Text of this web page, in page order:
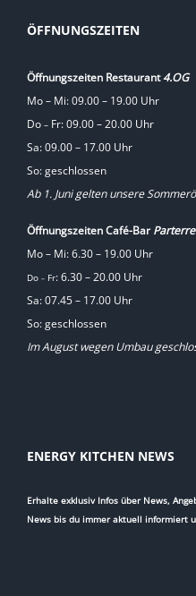
ÖFFNUNGSZEITEN
Öffnungszeiten Restaurant4.OG
Mo – Mi: 09.00 – 19.00 Uhr
Do – Fr: 09.00 – 20.00 Uhr
Sa: 09.00 – 17.00 Uhr
So: geschlossen
Ab 1. Juni gelten unsere
Öffnungszeiten Café-BarParterre
Mo – Mi: 6.30 – 19.00 Uhr
Do – Fr: 6.30 – 20.00 Uhr
Sa: 07.45 – 17.00 Uhr
So: geschlossen
Im August wegen Umbau
ENERGY KITCHEN NEWS
Erhalte exklusiv Infos über News,
News bis du immer aktuell informiert